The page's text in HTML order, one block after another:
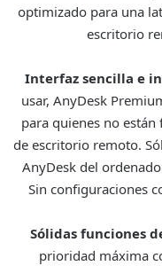
optimizado para una
escritorio
Interfaz sencilla e
usar, AnyDesk
para quienes no
de escritorio remoto.
AnyDesk del
Sin configuraciones
Sólidas funciones
prioridad máxima